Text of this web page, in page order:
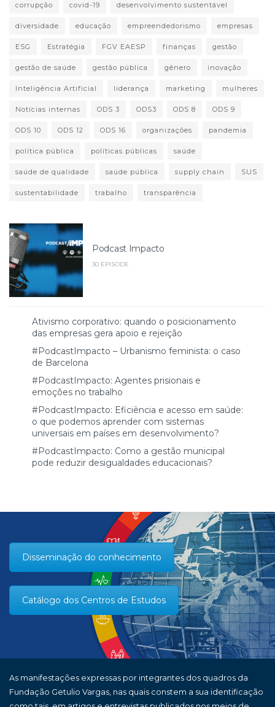
corrupção covid-19 desenvolvimento sustentável
diversidade educação empreendedorismo empresas
ESG Estratégia FGV EAESP finanças gestão
gestão de saúde gestão pública gênero inovação
Inteligência Artificial liderança marketing mulheres
Notícias internas ODS 3 ODS3 ODS 8 ODS 9
ODS 10 ODS 12 ODS 16 organizações pandemia
política pública políticas públicas saúde
saúde de qualidade saúde pública supply chain SUS
sustentabilidade trabalho transparência
Podcast Impacto
30 EPISODE
Ativismo corporativo: quando o posicionamento
das empresas gera apoio e rejeição
#PodcastImpacto – Urbanismo feminista: o caso
de Barcelona
#PodcastImpacto: Agentes prisionais e
emoções no trabalho
#PodcastImpacto: Eficiência e acesso em saúde:
o que podemos aprender com sistemas
universais em países em desenvolvimento?
#PodcastImpacto: Como a gestão municipal
pode reduzir desigualdades educacionais?
Disseminação do conhecimento
Catálogo dos Centros de Estudos
As manifestações expressas por integrantes dos quadros da
Fundação Getulio Vargas, nas quais constem a sua identificação